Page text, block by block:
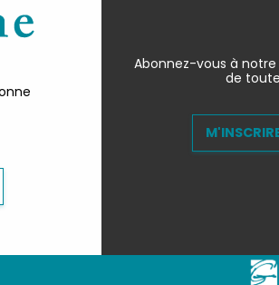
Abonnez-vous à
de